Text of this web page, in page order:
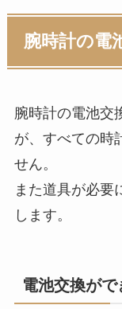
腕時計の電
腕時計の電池交
が、すべての時
せん。
また道具が必要
します。
電池交換が